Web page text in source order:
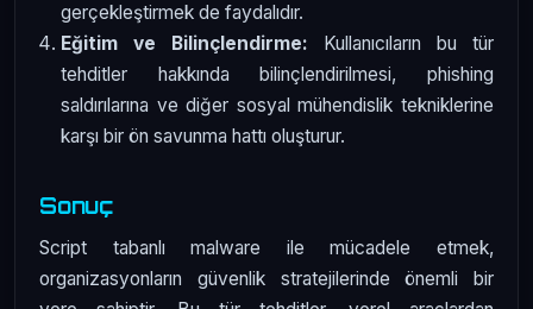
gerçekleştirmek de faydalıdır.
Eğitim ve Bilinçlendirme: Kullanıcıların bu tür
tehditler hakkında bilinçlendirilmesi, phishing
saldırılarına ve diğer sosyal mühendislik tekniklerine
karşı bir ön savunma hattı oluşturur.
Sonuç
Script tabanlı malware ile mücadele etmek,
organizasyonların güvenlik stratejilerinde önemli bir